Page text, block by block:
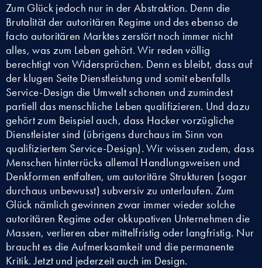
Zum Glück jedoch nur in der Abstraktion. Denn die
Brutalität der autoritären Regime und des ebenso de
facto autoritären Marktes zerstört noch immer nicht
alles, was zum Leben gehört. Wir reden völlig
berechtigt von Widersprüchen. Denn es bleibt, dass auf
der klugen Seite Dienstleistung und somit ebenfalls
Service-Design die Umwelt schonen und zumindest
partiell das menschliche Leben qualifizieren. Und dazu
gehört zum Beispiel auch, dass Hacker vorzügliche
Dienstleister sind (übrigens durchaus im Sinn von
qualifiziertem Service-Design). Wir wissen zudem, dass
Menschen hinterrücks allemal Handlungsweisen und
Denkformen entfalten, um autoritäre Strukturen (sogar
durchaus unbewusst) subversiv zu unterlaufen. Zum
Glück nämlich gewinnen zwar immer wieder solche
autoritären Regime oder okkupativen Unternehmen die
Massen, verlieren aber mittelfristig oder langfristig. Nur
braucht es die Aufmerksamkeit und die permanente
Kritik. Jetzt und jederzeit auch im Design.